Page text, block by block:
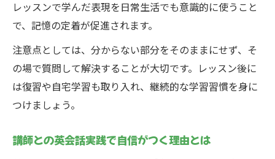
レッスンで学んだ表現を日常生活でも意識的に使うこと
で、記憶の定着が促進されます。
注意点としては、分からない部分をそのままにせず、そ
の場で質問して解決することが大切です。レッスン後に
は復習や自宅学習も取り入れ、継続的な学習習慣を身に
つけましょう。
講師との英会話実践で自信がつく理由とは